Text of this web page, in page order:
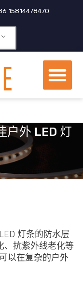
15814478470
菜
单
户外 LED 灯
灯条的防水层
、抗紫外线老化等
以在复杂的户外